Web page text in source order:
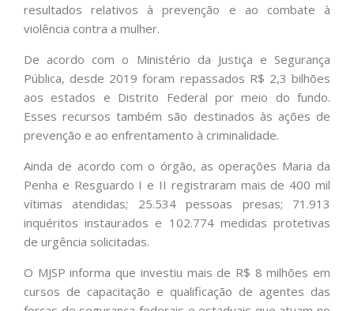
resultados relativos à prevenção e ao combate à
violência contra a mulher.
De acordo com o Ministério da Justiça e Segurança
Pública, desde 2019 foram repassados R$ 2,3 bilhões
aos estados e Distrito Federal por meio do fundo.
Esses recursos também são destinados às ações de
prevenção e ao enfrentamento à criminalidade.
Ainda de acordo com o órgão, as operações Maria da
Penha e Resguardo I e II registraram mais de 400 mil
vítimas atendidas; 25.534 pessoas presas; 71.913
inquéritos instaurados e 102.774 medidas protetivas
de urgência solicitadas.
O MJSP informa que investiu mais de R$ 8 milhões em
cursos de capacitação e qualificação de agentes das